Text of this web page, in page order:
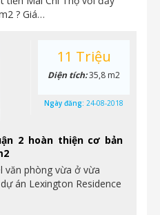
? Giá…
2 hoàn thiện cơ bản
văn phòng vừa ở vừa
án Lexington Residence
11 Triệu
Diện tích:35,8 m2
Ngày đăng: 24-08-2018